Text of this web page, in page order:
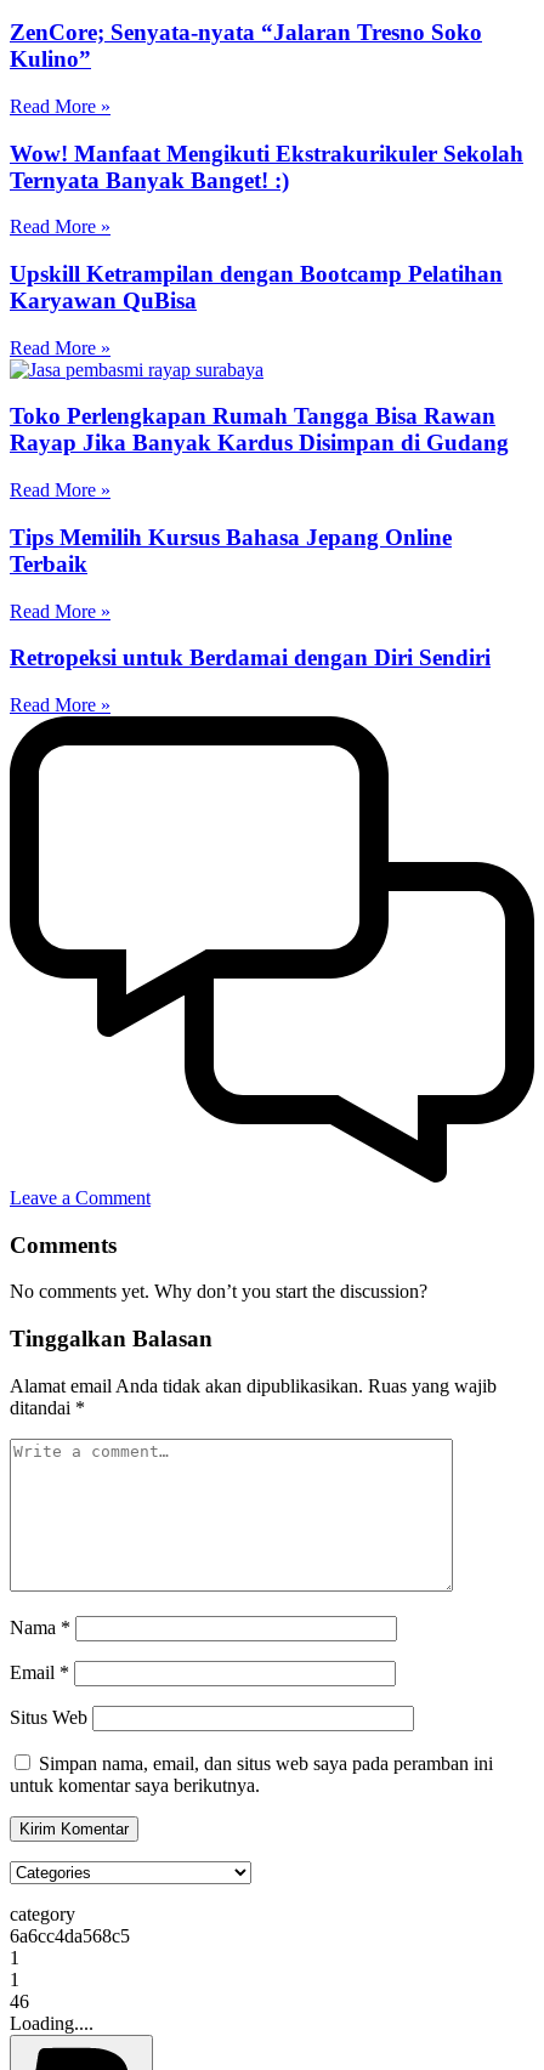
ZenCore; Senyata-nyata “Jalaran Tresno Soko
Kulino”
Read More »
Wow! Manfaat Mengikuti Ekstrakurikuler Sekolah
Ternyata Banyak Banget! :)
Read More »
Upskill Ketrampilan dengan Bootcamp Pelatihan
Karyawan QuBisa
Read More »
Toko Perlengkapan Rumah Tangga Bisa Rawan
Rayap Jika Banyak Kardus Disimpan di Gudang
Read More »
Tips Memilih Kursus Bahasa Jepang Online
Terbaik
Read More »
Retropeksi untuk Berdamai dengan Diri Sendiri
Read More »
Leave a Comment
Comments
No comments yet. Why don’t you start the discussion?
Tinggalkan Balasan
Alamat email Anda tidak akan dipublikasikan. Ruas yang wajib
ditandai *
Nama *
Email *
Situs Web
Simpan nama, email, dan situs web saya pada peramban ini
untuk komentar saya berikutnya.
category
6a6cc4da568c5
1
1
46
Loading....